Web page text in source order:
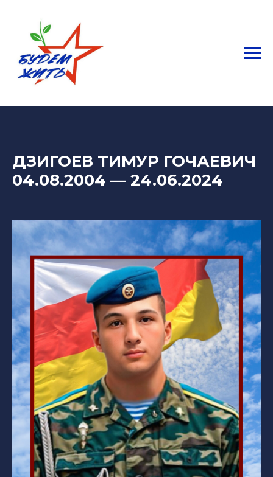
ДЗИГОЕВ ТИМУР ГОЧАЕВИЧ
04.08.2004 — 24.06.2024